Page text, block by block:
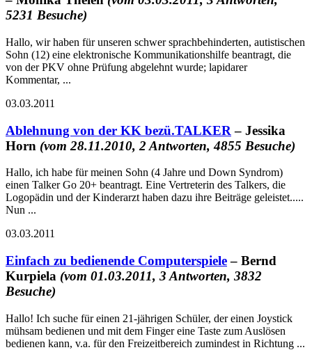
5231 Besuche)
Hallo, wir haben für unseren schwer sprachbehinderten, autistischen
Sohn (12) eine elektronische Kommunikationshilfe beantragt, die
von der PKV ohne Prüfung abgelehnt wurde; lapidarer
Kommentar, ...
03.03.2011
Ablehnung von der KK bezü.TALKER – Jessika
Horn (vom 28.11.2010, 2 Antworten, 4855 Besuche)
Hallo, ich habe für meinen Sohn (4 Jahre und Down Syndrom)
einen Talker Go 20+ beantragt. Eine Vertreterin des Talkers, die
Logopädin und der Kinderarzt haben dazu ihre Beiträge geleistet.....
Nun ...
03.03.2011
Einfach zu bedienende Computerspiele– Bernd
Kurpiela (vom 01.03.2011, 3 Antworten, 3832
Besuche)
Hallo! Ich suche für einen 21-jährigen Schüler, der einen Joystick
mühsam bedienen und mit dem Finger eine Taste zum Auslösen
bedienen kann, v.a. für den Freizeitbereich zumindest in Richtung ...